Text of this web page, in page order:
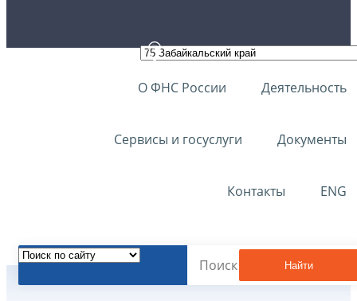
О ФНС России Деятельность
Сервисы и госуслуги Документы
Контакты ENG
Найти